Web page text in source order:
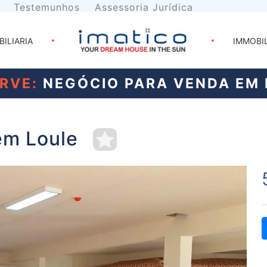
Testemunhos Assessoria Jurídica
NEGÓCIO PARA VENDA EM
Loule